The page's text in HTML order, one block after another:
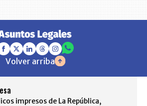
Volver arriba
impresos de La República,